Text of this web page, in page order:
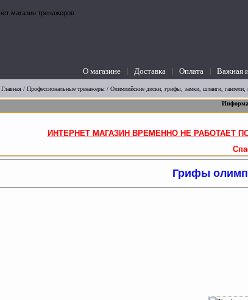
О магазине Доставка Оплата Важная
Главная / Профессиональные тренажеры / Олимпийские диски, грифы, замки, штанги, гантели,
ИНТЕРНЕТ МАГАЗИН ВРЕМЕННО НЕ РАБОТАЕТ
Грифы